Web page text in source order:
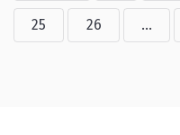
25 26 ...